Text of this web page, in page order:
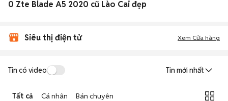
0 Zte Blade A5 2020 cũ Lào Cai đẹp
Siêu thị điện tử Xem Cửa hàng
Tin có video Tin mới nhất
Tất cả Cá nhân Bán chuyên